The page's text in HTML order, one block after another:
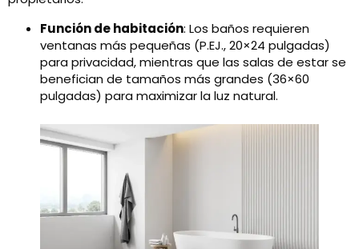
Función de habitación: Los baños requieren
ventanas más pequeñas (P.EJ., 20×24 pulgadas)
para privacidad, mientras que las salas de estar se
benefician de tamaños más grandes (36×60
pulgadas) para maximizar la luz natural.